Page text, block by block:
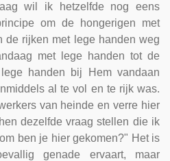
wil ik hetzelfde nog eens
om de hongerigen met
de rijken met lege handen weg
met lege handen tot de
handen bij Hem vandaan
al te vol en te rijk was.
van heinde en verre hier
dezelfde vraag stellen die ik
ben je hier gekomen?" Het is
genade ervaart, maar